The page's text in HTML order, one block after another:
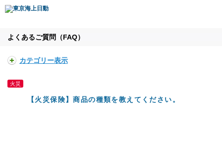
よくあるご質問（FAQ）
カテゴリー表示
火災
【火災保険】商品の種類を教えてください。